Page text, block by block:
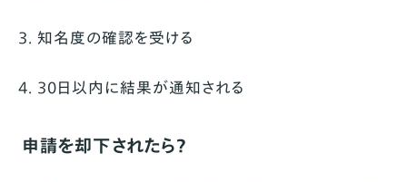
知名度の確認を受ける
30日以内に結果が通知される
申請を却下されたら？